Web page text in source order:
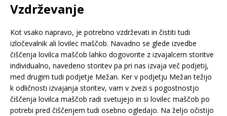
Vzdrževanje
Kot vsako napravo, je potrebno vzdrževati in čistiti tudi
izločevalnik ali lovilec maščob. Navadno se glede izvedbe
čiščenja lovilca maščob lahko dogovorite z izvajalcem storitve
individualno, navedeno storitev pa pri nas izvaja več podjetij,
med drugim tudi podjetje Mežan. Ker v podjetju Mežan težijo
k odličnosti izvajanja storitev, vam v zvezi s pogostnostjo
čiščenja lovilca maščob radi svetujejo in si lovilec maščob po
potrebi pred čiščenjem tudi osebno ogledajo. Na željo očistijo